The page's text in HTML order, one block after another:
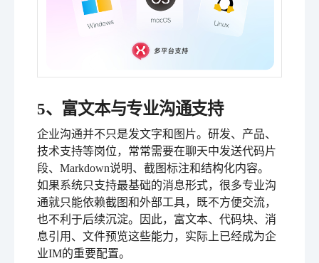
5、富文本与专业沟通支持
企业沟通并不只是发文字和图片。研发、产品、
技术支持等岗位，常常需要在聊天中发送代码片
段、Markdown说明、截图标注和结构化内容。
如果系统只支持最基础的消息形式，很多专业沟
通就只能依赖截图和外部工具，既不方便交流，
也不利于后续沉淀。因此，富文本、代码块、消
息引用、文件预览这些能力，实际上已经成为企
业IM的重要配置。